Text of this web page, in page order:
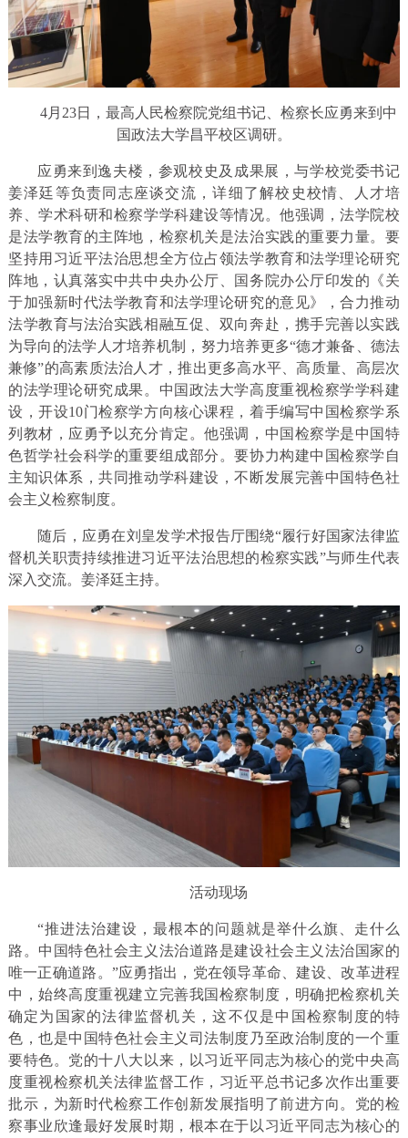
4月23日，最高人民检察院党组书记、检察长应勇来到中
国政法大学昌平校区调研。
应勇来到逸夫楼，参观校史及成果展，与学校党委书记
姜泽廷等负责同志座谈交流，详细了解校史校情、人才培
养、学术科研和检察学学科建设等情况。他强调，法学院校
是法学教育的主阵地，检察机关是法治实践的重要力量。要
坚持用习近平法治思想全方位占领法学教育和法学理论研究
阵地，认真落实中共中央办公厅、国务院办公厅印发的《关
于加强新时代法学教育和法学理论研究的意见》，合力推动
法学教育与法治实践相融互促、双向奔赴，携手完善以实践
为导向的法学人才培养机制，努力培养更多“德才兼备、德法
兼修”的高素质法治人才，推出更多高水平、高质量、高层次
的法学理论研究成果。中国政法大学高度重视检察学学科建
设，开设10门检察学方向核心课程，着手编写中国检察学系
列教材，应勇予以充分肯定。他强调，中国检察学是中国特
色哲学社会科学的重要组成部分。要协力构建中国检察学自
主知识体系，共同推动学科建设，不断发展完善中国特色社
会主义检察制度。
随后，应勇在刘皇发学术报告厅围绕“履行好国家法律监
督机关职责持续推进习近平法治思想的检察实践”与师生代表
深入交流。姜泽廷主持。
活动现场
“推进法治建设，最根本的问题就是举什么旗、走什么
路。中国特色社会主义法治道路是建设社会主义法治国家的
唯一正确道路。”应勇指出，党在领导革命、建设、改革进程
中，始终高度重视建立完善我国检察制度，明确把检察机关
确定为国家的法律监督机关，这不仅是中国检察制度的特
色，也是中国特色社会主义司法制度乃至政治制度的一个重
要特色。党的十八大以来，以习近平同志为核心的党中央高
度重视检察机关法律监督工作，习近平总书记多次作出重要
批示，为新时代检察工作创新发展指明了前进方向。党的检
察事业欣逢最好发展时期，根本在于以习近平同志为核心的